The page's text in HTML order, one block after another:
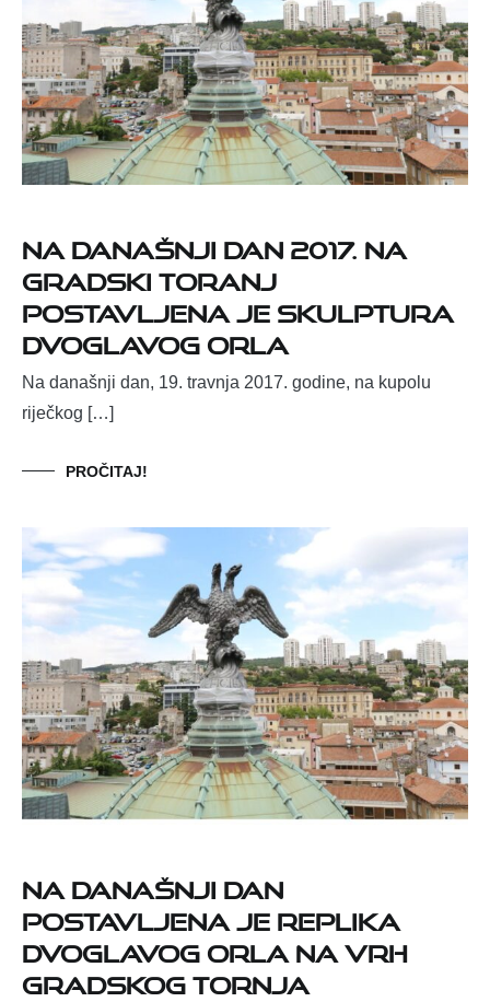
Na današnji dan 2017. na
gradski toranj
postavljena je skulptura
dvoglavog orla
Na današnji dan, 19. travnja 2017. godine, na kupolu
riječkog […]
PROČITAJ!
Na današnji dan
postavljena je replika
dvoglavog orla na vrh
Gradskog tornja